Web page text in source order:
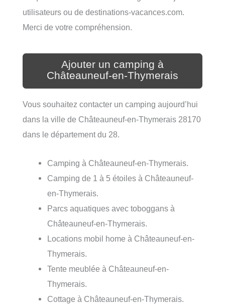
utilisateurs ou de destinations-vacances.com.
Merci de votre compréhension.
Ajouter un camping à
Châteauneuf-en-Thymerais
Vous souhaitez contacter un camping aujourd’hui
dans la ville de Châteauneuf-en-Thymerais 28170
dans le département du 28.
Camping à Châteauneuf-en-Thymerais.
Camping de 1 à 5 étoiles à Châteauneuf-
en-Thymerais.
Parcs aquatiques avec toboggans à
Châteauneuf-en-Thymerais.
Locations mobil home à Châteauneuf-en-
Thymerais.
Tente meublée à Châteauneuf-en-
Thymerais.
Cottage à Châteauneuf-en-Thymerais.